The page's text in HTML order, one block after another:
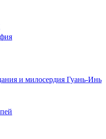
и милосердия Гуань-Инь